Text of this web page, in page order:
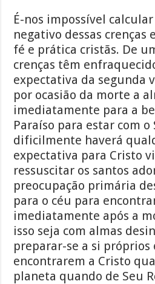
É-nos impossível
negativo dessas crenças
fé e prática cristãs. De
crenças têm
expectativa da segunda
por ocasião da morte a
imediatamente para a
Paraíso para estar com o
dificilmente haverá
expectativa para Cristo
ressuscitar os santos
preocupação primária
para o céu para
imediatamente após a
isso seja com almas
preparar-se a si próprios
encontrarem a Cristo
planeta quando de Seu